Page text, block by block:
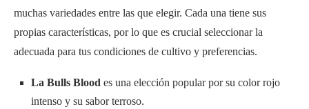
muchas variedades entre las que elegir. Cada una tiene sus
propias características, por lo que es crucial seleccionar la
adecuada para tus condiciones de cultivo y preferencias.
La Bulls Blood es una elección popular por su color rojo
intenso y su sabor terroso.